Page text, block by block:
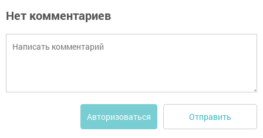
Нет комментариев
Авторизоваться Отправить